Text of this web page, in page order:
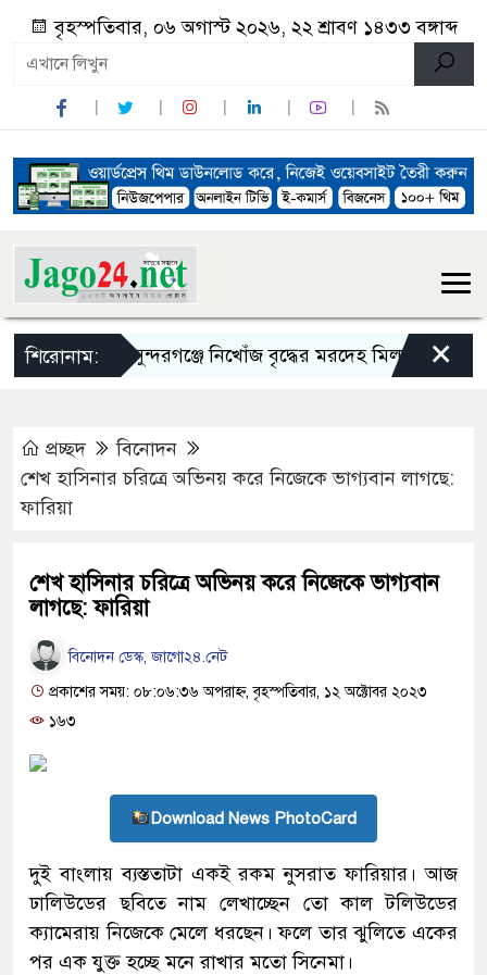
বৃহস্পতিবার, ০৬ অগাস্ট ২০২৬, ২২ শ্রাবণ ১৪৩৩ বঙ্গাব্দ
শিরোনাম: সুন্দরগঞ্জে নিখোঁজ বৃদ্ধের মরদেহ মিলল পুকুরে×
প্রচ্ছদ
বিনোদন
শেখ হাসিনার চরিত্রে অভিনয় করে নিজেকে ভাগ্যবান লাগছে:
ফারিয়া
শেখ হাসিনার চরিত্রে অভিনয় করে নিজেকে ভাগ্যবান
লাগছে: ফারিয়া
বিনোদন ডেস্ক, জাগো২৪.নেট
প্রকাশের সময়: ০৮:০৬:৩৬ অপরাহ্ন, বৃহস্পতিবার, ১২ অক্টোবর ২০২৩
১৬৩
Download News PhotoCard
দুই বাংলায় ব্যস্ততাটা একই রকম নুসরাত ফারিয়ার। আজ
ঢালিউডের ছবিতে নাম লেখাচ্ছেন তো কাল টলিউডের
ক্যামেরায় নিজেকে মেলে ধরছেন। ফলে তার ঝুলিতে একের
পর এক যুক্ত হচ্ছে মনে রাখার মতো সিনেমা।